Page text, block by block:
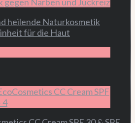
heilende Naturkosmetik
für die Haut